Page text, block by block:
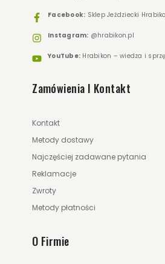
Facebook: Sklep Jeździecki
Instagram: @hrabikon.pl
YouTube: Hrabikon – wiedza i
Zamówienia I Kontakt
Kontakt
Metody dostawy
Najczęściej zadawane pytania
Reklamacje
Zwroty
Metody płatności
O Firmie